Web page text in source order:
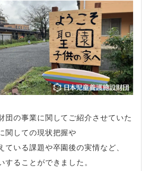
団の事業に関してご紹介させていた
関しての現状把握や
ている課題や卒園後の実情など、
することができました。